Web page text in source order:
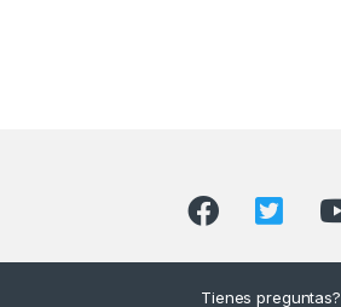
Tienes preguntas?